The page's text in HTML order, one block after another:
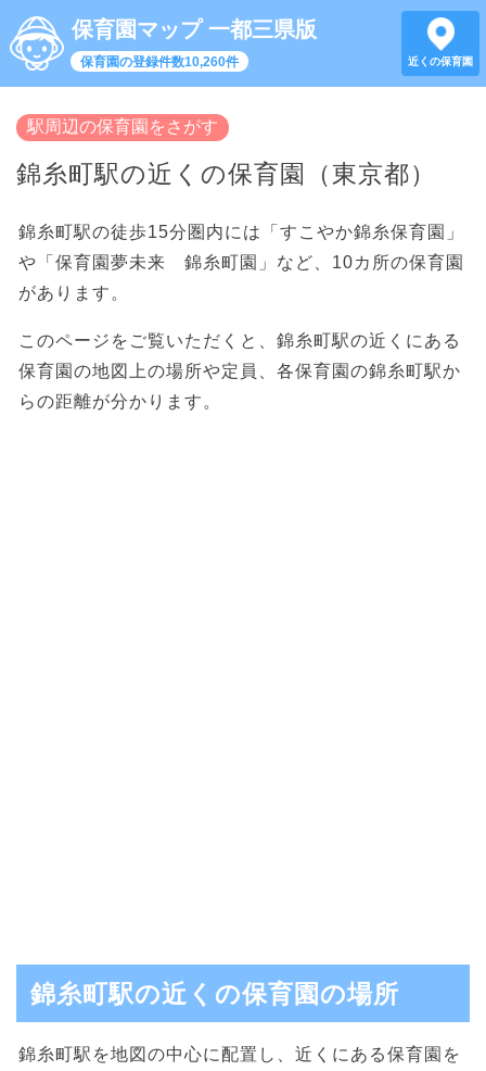
保育園マップ 一都三県版
保育園の登録件数10,260件 近くの保育園
駅周辺の保育園をさがす
錦糸町駅の近くの保育園（東京都）
錦糸町駅の徒歩15分圏内には「すこやか錦糸保育園」
や「保育園夢未来 錦糸町園」など、10カ所の保育園
があります。
このページをご覧いただくと、錦糸町駅の近くにある
保育園の地図上の場所や定員、各保育園の錦糸町駅か
らの距離が分かります。
錦糸町駅の近くの保育園の場所
錦糸町駅を地図の中心に配置し、近くにある保育園を